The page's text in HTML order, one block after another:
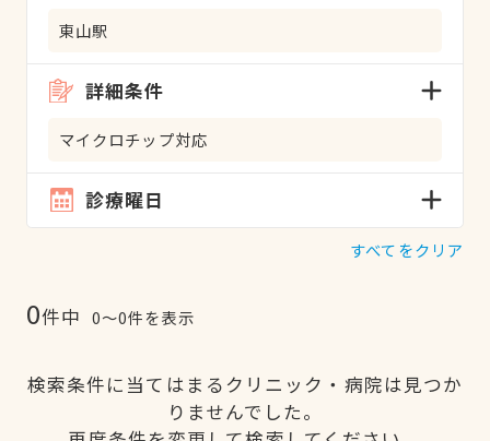
東山駅
詳細条件
マイクロチップ対応
診療曜日
すべてをクリア
0件中 0〜0件を表示
検索条件に当てはまるクリニック・病院は見つか
りませんでした。